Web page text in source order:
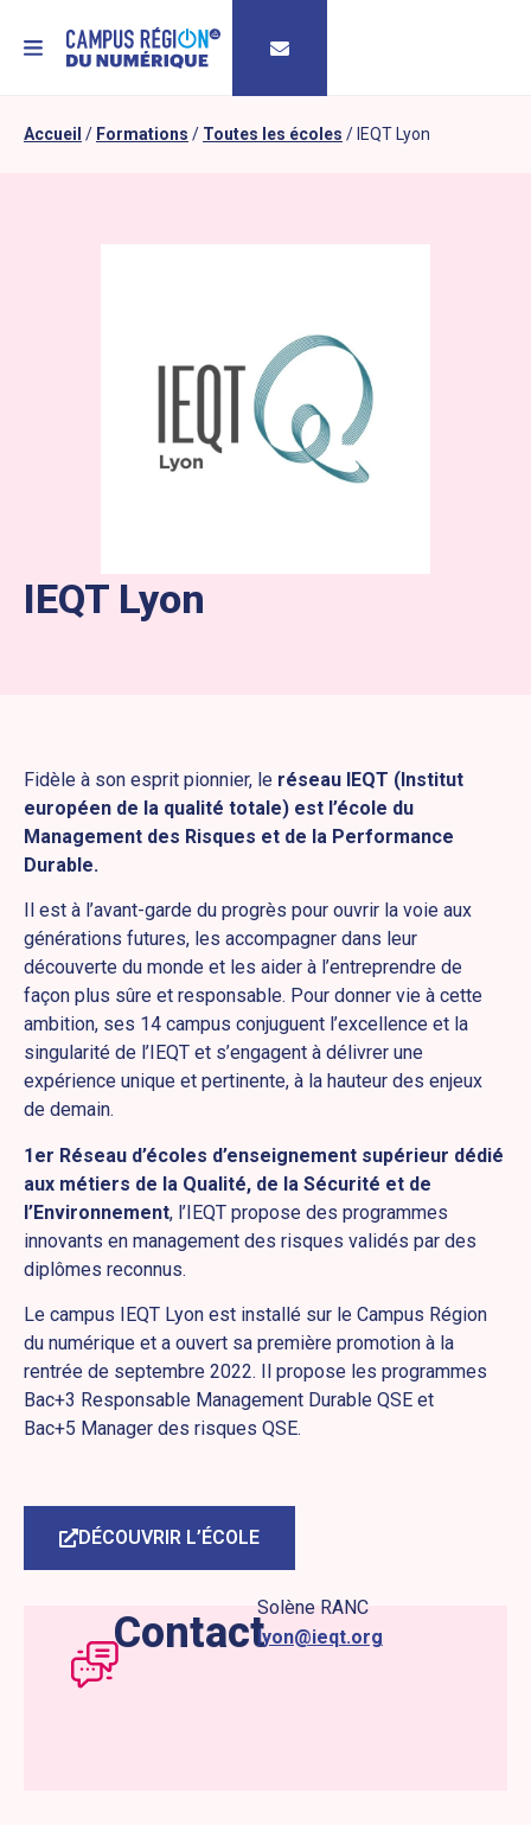
MENU
Accueil / Formations / Toutes les écoles / IEQT Lyon
IEQT Lyon
Fidèle à son esprit pionnier, le réseau IEQT (Institut
européen de la qualité totale) est l’école du
Management des Risques et de la Performance
Durable.
Il est à l’avant-garde du progrès pour ouvrir la voie aux
générations futures, les accompagner dans leur
découverte du monde et les aider à l’entreprendre de
façon plus sûre et responsable. Pour donner vie à cette
ambition, ses 14 campus conjuguent l’excellence et la
singularité de l’IEQT et s’engagent à délivrer une
expérience unique et pertinente, à la hauteur des enjeux
de demain.
1er Réseau d’écoles d’enseignement supérieur dédié
aux métiers de la Qualité, de la Sécurité et de
l’Environnement, l’IEQT propose des programmes
innovants en management des risques validés par des
diplômes reconnus.
Le campus IEQT Lyon est installé sur le Campus Région
du numérique et a ouvert sa première promotion à la
rentrée de septembre 2022. Il propose les programmes
Bac+3 Responsable Management Durable QSE et
Bac+5 Manager des risques QSE.
DÉCOUVRIR L’ÉCOLE
Contact
Solène RANC
lyon@ieqt.org